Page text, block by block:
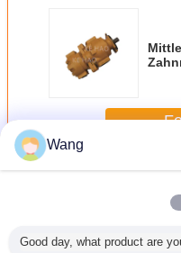
Mehr-Zahnradpumpe
Wang
Good day, what product are